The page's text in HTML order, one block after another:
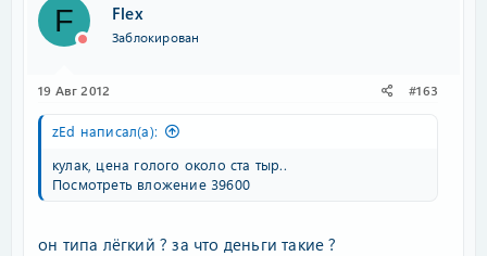
F Flex
Заблокирован
19 Авг 2012 #163
zEd написал(а):
кулак, цена голого около ста тыр..
Посмотреть вложение 39600
он типа лёгкий ? за что деньги такие ?